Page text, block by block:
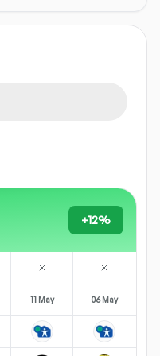
+12%
11 May 06 May